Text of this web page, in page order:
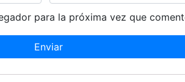
para la próxima vez que